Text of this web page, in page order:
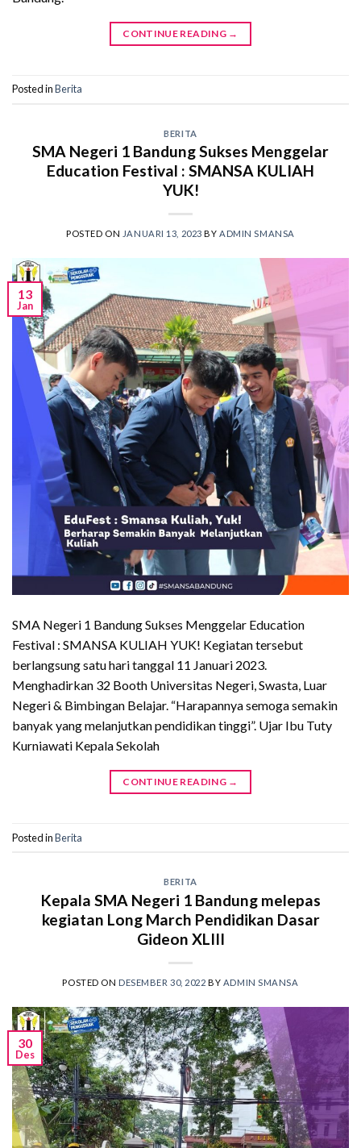
CONTINUE READING →
Posted inBerita
BERITA
SMA Negeri 1 Bandung Sukses Menggelar
Education Festival : SMANSA KULIAH
YUK!
POSTED ON JANUARI 13, 2023 BYADMIN SMANSA
13
Jan
SMA Negeri 1 Bandung Sukses Menggelar Education
Festival : SMANSA KULIAH YUK! Kegiatan tersebut
berlangsung satu hari tanggal 11 Januari 2023.
Menghadirkan 32 Booth Universitas Negeri, Swasta, Luar
Negeri & Bimbingan Belajar. “Harapannya semoga semakin
banyak yang melanjutkan pendidikan tinggi”. Ujar Ibu Tuty
Kurniawati Kepala Sekolah
CONTINUE READING →
Posted inBerita
BERITA
Kepala SMA Negeri 1 Bandung melepas
kegiatan Long March Pendidikan Dasar
Gideon XLIII
POSTED ON DESEMBER 30, 2022 BY ADMIN SMANSA
30
Des